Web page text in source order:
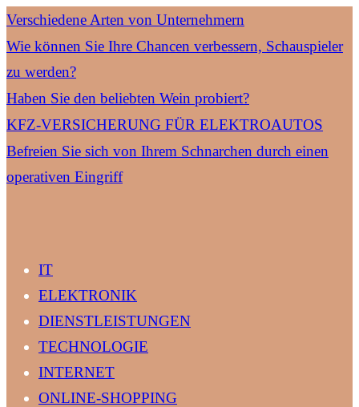
Verschiedene Arten von Unternehmern
Wie können Sie Ihre Chancen verbessern, Schauspieler
zu werden?
Haben Sie den beliebten Wein probiert?
KFZ-VERSICHERUNG FÜR ELEKTROAUTOS
Befreien Sie sich von Ihrem Schnarchen durch einen
operativen Eingriff
IT
ELEKTRONIK
DIENSTLEISTUNGEN
TECHNOLOGIE
INTERNET
ONLINE-SHOPPING